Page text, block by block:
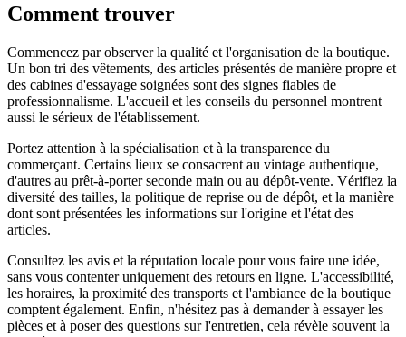
Comment trouver
Commencez par observer la qualité et l'organisation de la boutique.
Un bon tri des vêtements, des articles présentés de manière propre et
des cabines d'essayage soignées sont des signes fiables de
professionnalisme. L'accueil et les conseils du personnel montrent
aussi le sérieux de l'établissement.
Portez attention à la spécialisation et à la transparence du
commerçant. Certains lieux se consacrent au vintage authentique,
d'autres au prêt-à-porter seconde main ou au dépôt-vente. Vérifiez la
diversité des tailles, la politique de reprise ou de dépôt, et la manière
dont sont présentées les informations sur l'origine et l'état des
articles.
Consultez les avis et la réputation locale pour vous faire une idée,
sans vous contenter uniquement des retours en ligne. L'accessibilité,
les horaires, la proximité des transports et l'ambiance de la boutique
comptent également. Enfin, n'hésitez pas à demander à essayer les
pièces et à poser des questions sur l'entretien, cela révèle souvent la